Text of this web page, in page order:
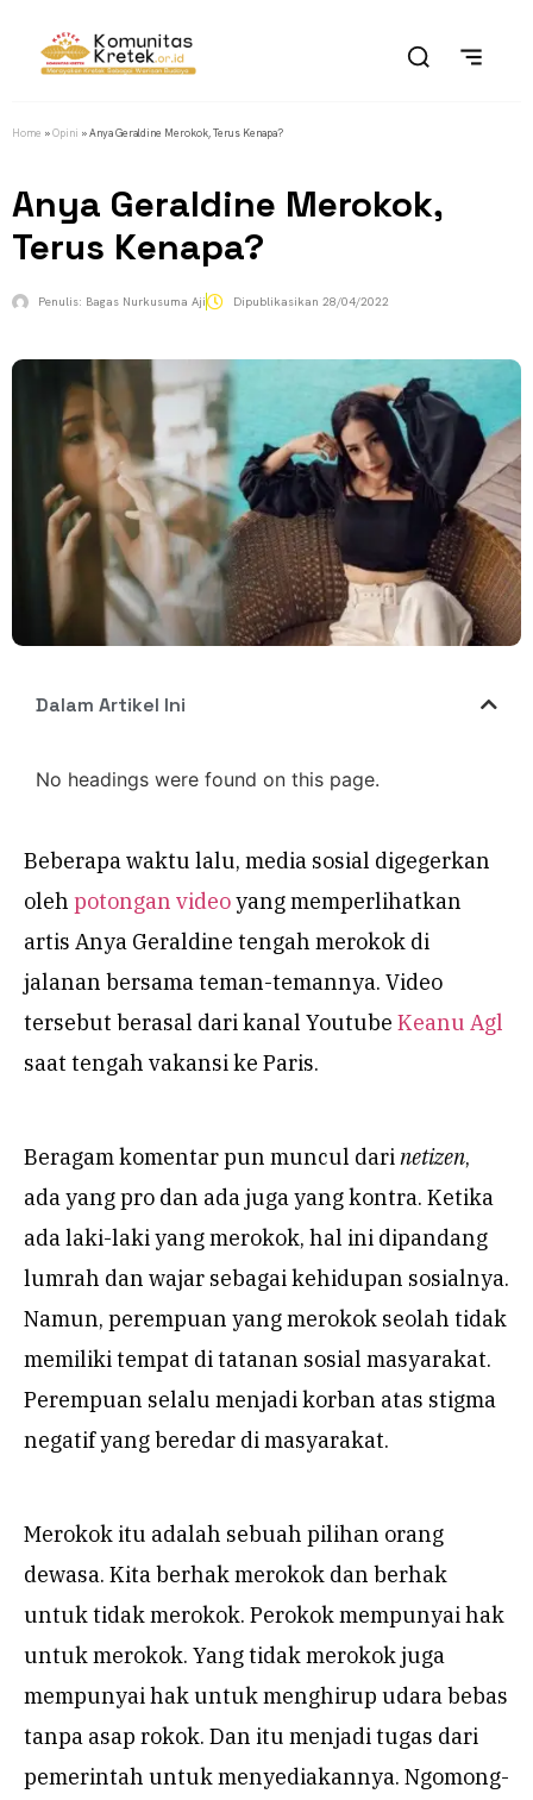
Home »Opini »Anya Geraldine Merokok, Terus Kenapa?
Anya Geraldine Merokok,
Terus Kenapa?
Penulis: Bagas Nurkusuma Aji Dipublikasikan 28/04/2022
Dalam Artikel Ini
No headings were found on this page.
Beberapa waktu lalu, media sosial digegerkan
oleh potongan videoyang memperlihatkan
artis Anya Geraldine tengah merokok di
jalanan bersama teman-temannya. Video
tersebut berasal dari kanal Youtube Keanu Agl
saat tengah vakansi ke Paris.
Beragam komentar pun muncul darinetizen,
ada yang pro dan ada juga yang kontra. Ketika
ada laki-laki yang merokok, hal ini dipandang
lumrah dan wajar sebagai kehidupan sosialnya.
Namun, perempuan yang merokok seolah tidak
memiliki tempat di tatanan sosial masyarakat.
Perempuan selalu menjadi korban atas stigma
negatif yang beredar di masyarakat.
Merokok itu adalah sebuah pilihan orang
dewasa. Kita berhak merokok dan berhak
untuk tidak merokok. Perokok mempunyai hak
untuk merokok. Yang tidak merokok juga
mempunyai hak untuk menghirup udara bebas
tanpa asap rokok. Dan itu menjadi tugas dari
pemerintah untuk menyediakannya. Ngomong-